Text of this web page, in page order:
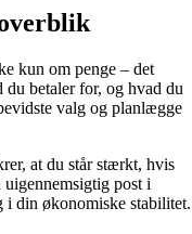
kun om penge – det
betaler for, og hvad du
valg og planlægge
at du står stærkt, hvis
post i
i din økonomiske stabilitet.